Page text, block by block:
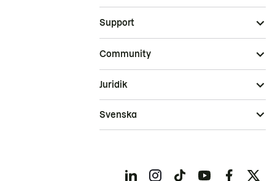
Support
Community
Juridik
Svenska